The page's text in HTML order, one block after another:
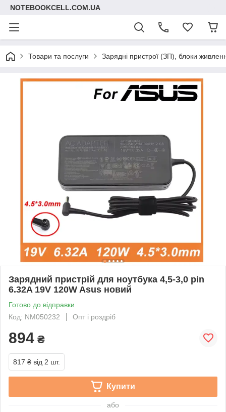
NOTEBOOKCELL.COM.UA
Товари та послуги Зарядні пристрої (ЗП), блоки
Зарядний пристрій для ноутбука 4,5-3,0 pin
6.32A 19V 120W Asus новий
Готово до відправки
Код: NM050232
Опт і роздріб
894 ₴
817 ₴ від 2 шт.
Купити
або